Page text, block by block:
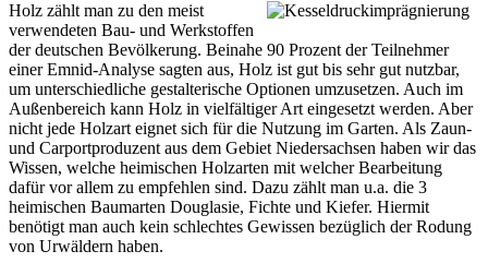
Holz zählt man zu den meist
verwendeten Bau- und Werkstoffen
der deutschen Bevölkerung. Beinahe 90 Prozent der Teilnehmer
einer Emnid-Analyse sagten aus, Holz ist gut bis sehr gut nutzbar,
um unterschiedliche gestalterische Optionen umzusetzen. Auch im
Außenbereich kann Holz in vielfältiger Art eingesetzt werden. Aber
nicht jede Holzart eignet sich für die Nutzung im Garten. Als Zaun-
und Carportproduzent aus dem Gebiet Niedersachsen haben wir das
Wissen, welche heimischen Holzarten mit welcher Bearbeitung
dafür vor allem zu empfehlen sind. Dazu zählt man u.a. die 3
heimischen Baumarten Douglasie, Fichte und Kiefer. Hiermit
benötigt man auch kein schlechtes Gewissen bezüglich der Rodung
von Urwäldern haben.